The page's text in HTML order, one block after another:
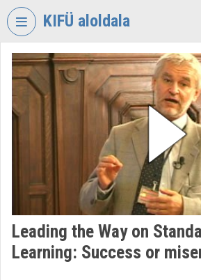
Fejléc kihagyása
KIFÜ aloldala
VIDEOTORIUM
KORMÁNYZATI
INFORMATIKAI
Intézményi kezdőlap
Bejelentkezés
Intézményi felfedezés
Kategóriák
Leading the Way on
Learning: Success or